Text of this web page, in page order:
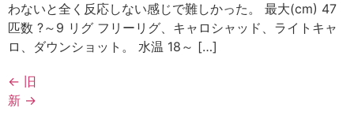
わないと全く反応しない感じで難しかった。 最大(cm) 47
匹数 ?～9 リグ フリーリグ、キャロシャッド、ライトキャ
ロ、ダウンショット。 水温 18～ […]
← 旧
新 →